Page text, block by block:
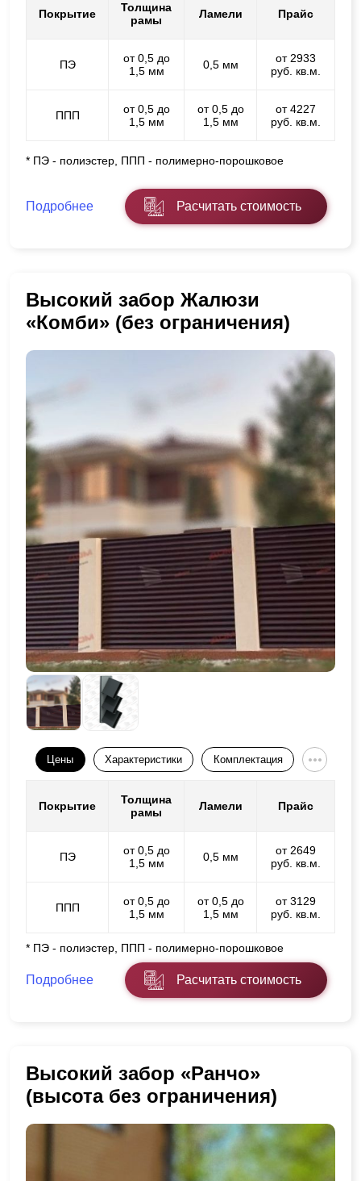
Покрытие
Толщина
рамы
Ламели Прайс
ПЭ
от 0,5 до
1,5 мм
0,5 мм
от 2933
руб. кв.м.
ППП
от 0,5 до
1,5 мм
от 0,5 до
1,5 мм
от 4227
руб. кв.м.
* ПЭ - полиэстер, ППП - полимерно-порошковое
Подробнее Расчитать стоимость
Высокий забор Жалюзи
«Комби» (без ограничения)
Цены Характеристики Комплектация
Покрытие
Толщина
рамы
Ламели Прайс
ПЭ
от 0,5 до
1,5 мм
0,5 мм
от 2649
руб. кв.м.
ППП
от 0,5 до
1,5 мм
от 0,5 до
1,5 мм
от 3129
руб. кв.м.
* ПЭ - полиэстер, ППП - полимерно-порошковое
Подробнее Расчитать стоимость
Высокий забор «Ранчо»
(высота без ограничения)